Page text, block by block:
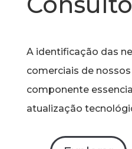
A identificação das
comerciais de
componente
atualização